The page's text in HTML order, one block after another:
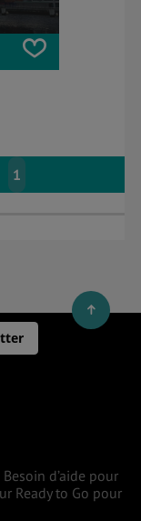
1
d’aide pour
Ready to Go pour